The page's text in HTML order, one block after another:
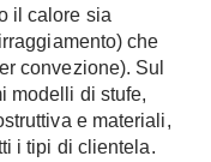
Chiller
Pompe di calore
Ecologia
Geotermia
il calore sia
che
convezione). Sul
modelli di stufe,
e materiali,
i tipi di clientela.